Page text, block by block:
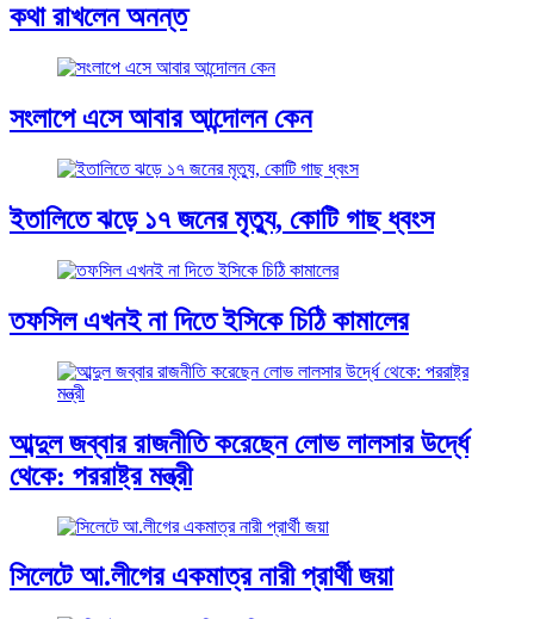
কথা রাখলেন অনন্ত
সংলাপে এসে আবার আন্দোলন কেন
ইতালিতে ঝড়ে ১৭ জনের মৃত্যু, কোটি গাছ ধ্বংস
তফসিল এখনই না দিতে ইসিকে চিঠি কামালের
আব্দুল জব্বার রাজনীতি করেছেন লোভ লালসার উর্দ্ধে
থেকে: পররাষ্ট্র মন্ত্রী
সিলেটে আ.লীগের একমাত্র নারী প্রার্থী জয়া